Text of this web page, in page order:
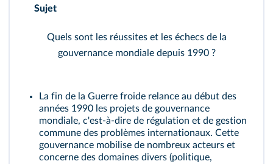
Sujet
Quels sont les réussites et les échecs de la
gouvernance mondiale depuis 1990 ?
La fin de la Guerre froide relance au début des
années 1990 les projets de gouvernance
mondiale, c'est-à-dire de régulation et de gestion
commune des problèmes internationaux. Cette
gouvernance mobilise de nombreux acteurs et
concerne des domaines divers (politique,